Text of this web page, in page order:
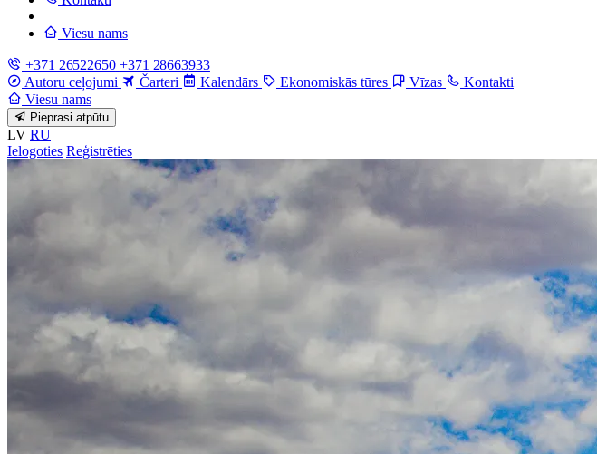
Viesu nams
+371 26522650 +371 28663933
Autoru ceļojumi
Čarteri Kalendārs Ekonomiskās tūres Vīzas
Kontakti
Viesu nams
Pieprasi atpūtu
LV RU
Ielogoties Reģistrēties